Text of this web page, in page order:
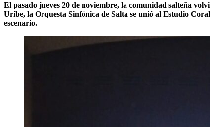
El pasado jueves 20 de noviembre, la comunidad salteña
Uribe, la Orquesta Sinfónica de Salta se unió al Estudio
escenario.